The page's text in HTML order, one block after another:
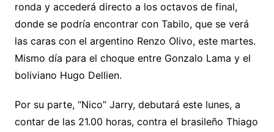
ronda y accederá directo a los octavos de final,
donde se podría encontrar con Tabilo, que se verá
las caras con el argentino Renzo Olivo, este martes.
Mismo día para el choque entre Gonzalo Lama y el
boliviano Hugo Dellien.
Por su parte, “Nico” Jarry, debutará este lunes, a
contar de las 21.00 horas, contra el brasileño Thiago